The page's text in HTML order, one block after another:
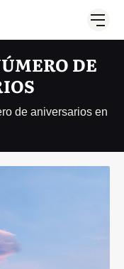
DE
de aniversarios en